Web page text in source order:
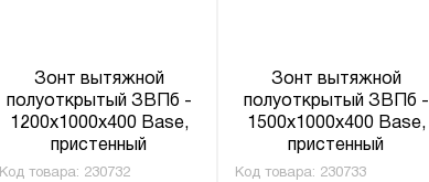
Зонт вытяжной
полуоткрытый ЗВПб -
1200x1000x400 Base,
пристенный
Код товара: 230732
Зонт вытяжной
полуоткрытый ЗВПб -
1500x1000x400 Base,
пристенный
Код товара: 230733